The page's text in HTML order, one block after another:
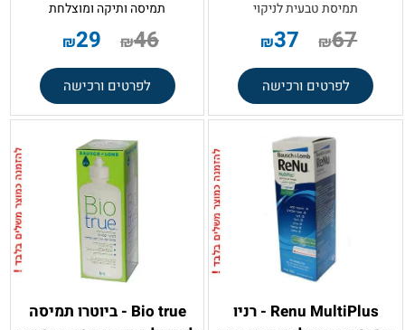
תמיסת טבעית לניקוי
₪67
₪37
לפרטים ורכישה
תמיסה ותיקה ומוצלחת
₪46
₪29
לפרטים ורכישה
Renu MultiPlus - רניו
Bio true - ביוטרו תמיסה